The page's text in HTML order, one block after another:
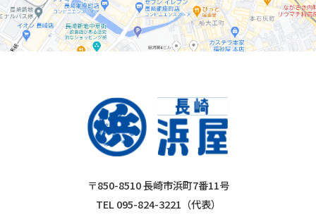
〒850-8510 長崎市浜町7番11号
TEL 095-824-3221（代表）